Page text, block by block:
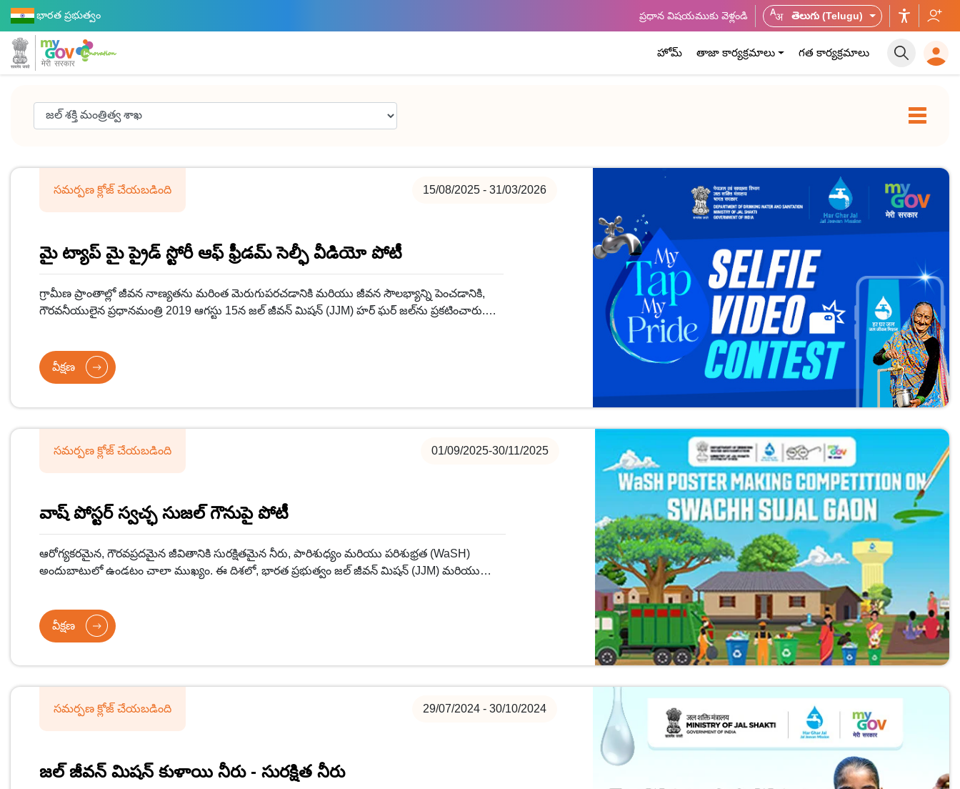
భారత ప్రభుత్వం ప్రధాన విషయముకు వెళ్లండి తెలుగు (Telugu)
హోమ్ తాజా కార్యక్రమాలు గత కార్యక్రమాలు
సమర్పణ క్లోజ్ చేయబడింది 15/08/2025 - 31/03/2026
మై ట్యాప్ మై ప్రైడ్ స్టోరీ ఆఫ్ ఫ్రీడమ్ సెల్ఫీ వీడియో పోటీ
గ్రామీణ ప్రాంతాల్లో జీవన నాణ్యతను మరింత మెరుగుపరచడానికి మరియు జీవన సౌలభ్యాన్ని పెంచడానికి,
గౌరవనీయులైన ప్రధానమంత్రి 2019 ఆగస్టు 15న జల్ జీవన్ మిషన్ (JJM) హర్ ఘర్ జల్‌ను ప్రకటించారు.
వీక్షణ
సమర్పణ క్లోజ్ చేయబడింది 01/09/2025-30/11/2025
వాష్ పోస్టర్ స్వచ్ఛ సుజల్ గౌనుపై పోటీ
ఆరోగ్యకరమైన, గౌరవప్రదమైన జీవితానికి సురక్షితమైన నీరు, పారిశుధ్యం మరియు పరిశుభ్రత (WaSH)
అందుబాటులో ఉండటం చాలా ముఖ్యం. ఈ దిశలో, భారత ప్రభుత్వం జల్ జీవన్ మిషన్ (JJM) మరియు
వీక్షణ
సమర్పణ క్లోజ్ చేయబడింది 29/07/2024 - 30/10/2024
జల్ జీవన్ మిషన్ కుళాయి నీరు - సురక్షిత నీరు